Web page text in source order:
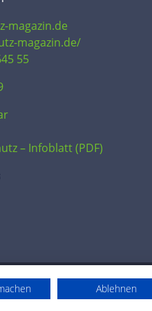
magazin.de
magazin.de/
55
– Infoblatt (PDF)
Ablehnen